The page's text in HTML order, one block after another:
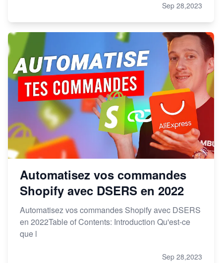
Sep 28,2023
Automatisez vos commandes
Shopify avec DSERS en 2022
Automatisez vos commandes Shopify avec DSERS
en 2022Table of Contents: Introduction Qu'est-ce
que l
Sep 28,2023